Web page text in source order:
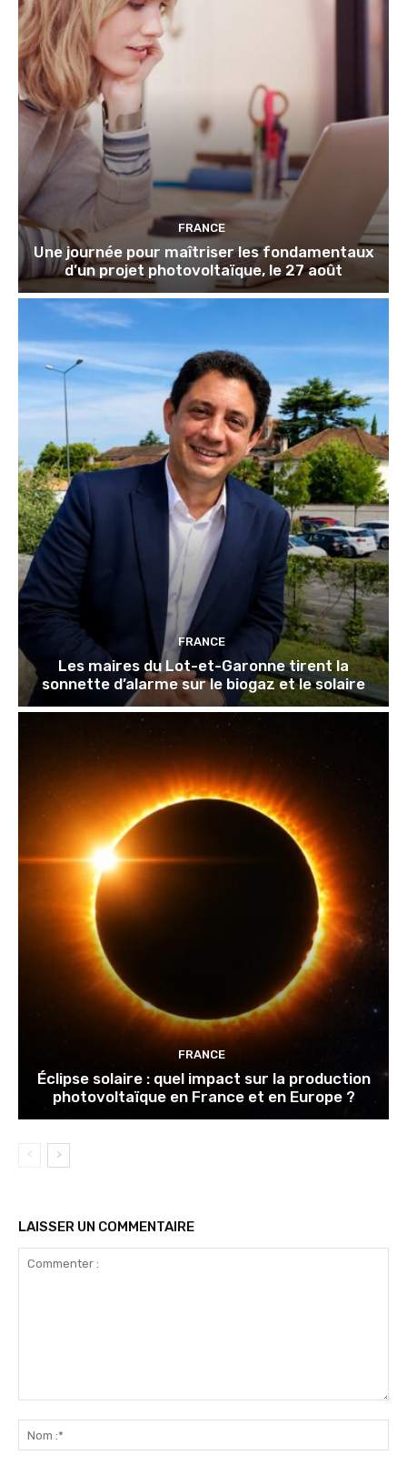
FRANCE
Une journée pour maîtriser les fondamentaux
d’un projet photovoltaïque, le 27 août
FRANCE
Les maires du Lot-et-Garonne tirent la
sonnette d’alarme sur le biogaz et le solaire
FRANCE
Éclipse solaire : quel impact sur la production
photovoltaïque en France et en Europe ?
LAISSER UN COMMENTAIRE
:*